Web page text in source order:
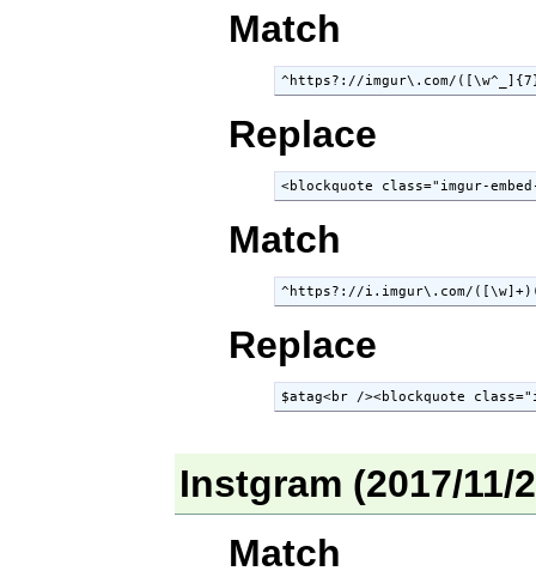
Match
^https?://imgur\.com/
Replace
<blockquote class="imgur-
Match
^https?://i.imgur\.com/
Replace
$atag<br /><blockquote
Instgram (2017/11/
Match